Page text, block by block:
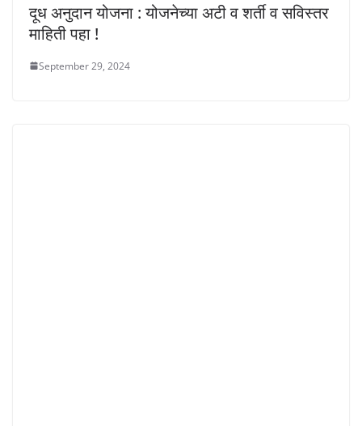
दूध अनुदान योजना : योजनेच्या अटी व शर्ती व सविस्तर
माहिती पहा !
September 29, 2024